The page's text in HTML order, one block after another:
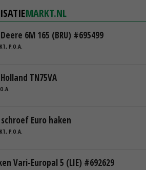
MARKT.NL
6M 165 (BRU) #695499
P.O.A.
TN75VA
Euro haken
P.O.A.
Vari-Europal 5 (LIE) #692629